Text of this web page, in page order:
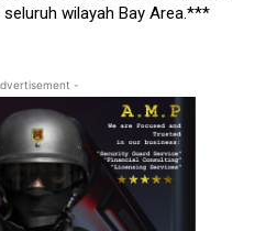
wilayah Bay Area.***
-